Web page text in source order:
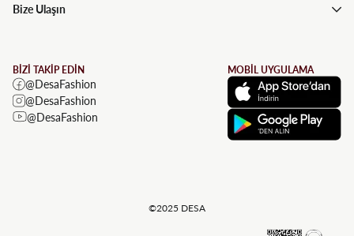
Bize Ulaşın
BİZİ TAKİP EDİN
@DesaFashion
@DesaFashion
@DesaFashion
MOBİL UYGULAMA
©2025 DESA